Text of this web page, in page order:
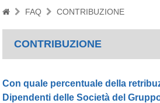
FAQ CONTRIBUZIONE
CONTRIBUZIONE
Con quale percentuale della
Dipendenti delle Società del